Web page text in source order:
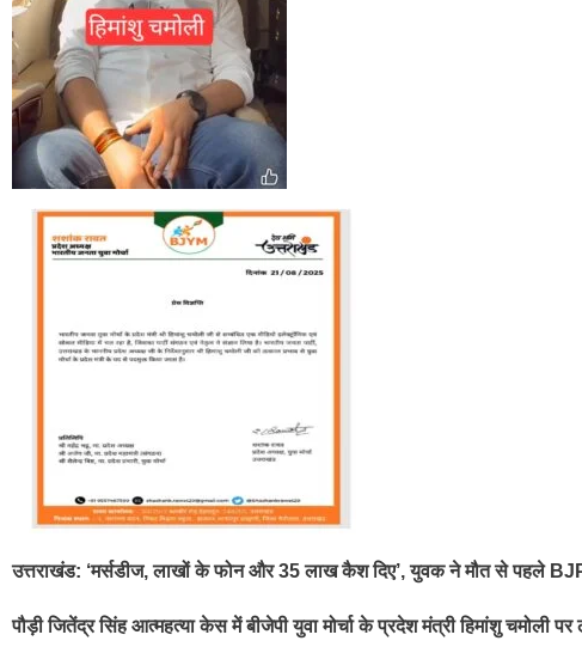
उत्तराखंड: ‘मर्सडीज, लाखों के फोन और 35 लाख कैश दिए’, युवक ने मौत से पहले
पौड़ी जितेंद्र सिंह आत्महत्या केस में बीजेपी युवा मोर्चा के प्रदेश मंत्री हिमांशु चमोली